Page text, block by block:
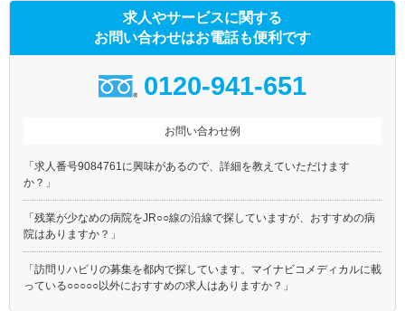
求人やサービスに関する
お問い合わせはお電話も便利です
0120-941-651
お問い合わせ例
「求人番号9084761に興味があるので、詳細を教えていただけます
か？」
「残業が少なめの病院をJR○○線の沿線で探していますが、おすすめの病
院はありますか？」
「訪問リハビリの募集を都内で探しています。マイナビコメディカルに載
っている○○○○○以外におすすめの求人はありますか？」